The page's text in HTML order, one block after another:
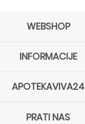
WEBSHOP
INFORMACIJE
APOTEKAVIVA24
PRATI NAS